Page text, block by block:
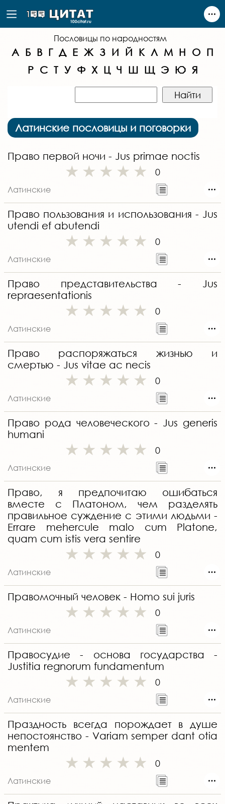
Пословицы по народностям
А Б В Г Д Е Ж З И Й К Л М Н О П
Р С Т У Ф Х Ц Ч Ш Щ Э Ю Я
Латинские пословицы и поговорки
Право первой ночи - Jus primae noctis
0
Латинские
Право пользования и использования - Jus
utendi ef abutendi
0
Латинские
Право представительства - Jus
repraesentationis
0
Латинские
Право распоряжаться жизнью и
смертью - Jus vitae ас necis
0
Латинские
Право рода человеческого - Jus generis
humani
0
Латинские
Право, я предпочитаю ошибаться
вместе с Платоном, чем разделять
правильное суждение с этими людьми -
Errare mehercule malo cum Platone,
quam cum istis vera sentire
0
Латинские
Правомочный человек - Homo sui juris
0
Латинские
Правосудие - основа государства -
Justitia regnorum fundamentum
0
Латинские
Праздность всегда порождает в душе
непостоянство - Variam semper dant otia
mentem
0
Латинские